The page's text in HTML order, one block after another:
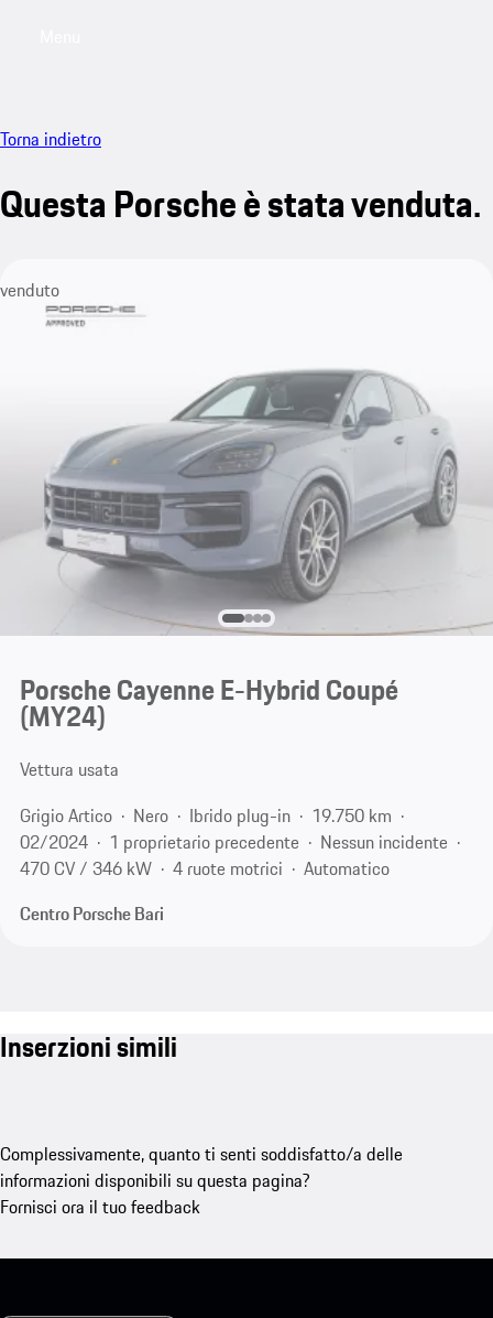
Torna indietro
Questa Porsche è stata venduta.
venduto
Porsche Cayenne E-Hybrid Coupé
(MY24)
Vettura usata
Grigio Artico
Nero Ibrido plug-in
19.750 km
02/2024
1 proprietario precedente
Nessun incidente
470 CV / 346 kW
4 ruote motrici
Automatico
Centro Porsche Bari
Inserzioni simili
Complessivamente, quanto ti senti soddisfatto/a delle
informazioni disponibili su questa pagina?
Fornisci ora il tuo feedback